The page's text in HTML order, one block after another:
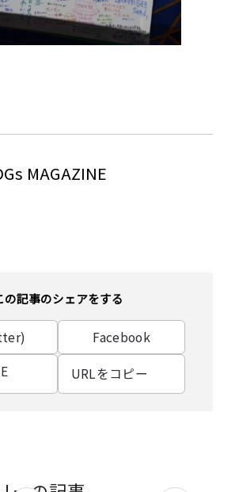
MAGAZINE
の記事のシェアをする
Facebook
URLをコピー